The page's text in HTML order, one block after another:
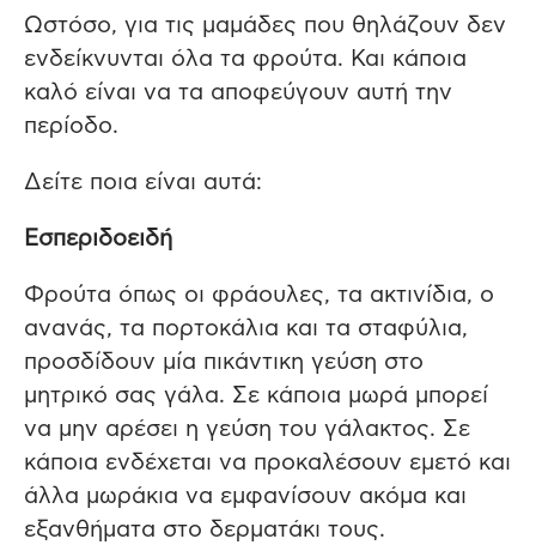
Ωστόσο, για τις μαμάδες που θηλάζουν δεν
ενδείκνυνται όλα τα φρούτα. Και κάποια
καλό είναι να τα αποφεύγουν αυτή την
περίοδο.
Δείτε ποια είναι αυτά:
Εσπεριδοειδή
Φρούτα όπως οι φράουλες, τα ακτινίδια, ο
ανανάς, τα πορτοκάλια και τα σταφύλια,
προσδίδουν μία πικάντικη γεύση στο
μητρικό σας γάλα. Σε κάποια μωρά μπορεί
να μην αρέσει η γεύση του γάλακτος. Σε
κάποια ενδέχεται να προκαλέσουν εμετό και
άλλα μωράκια να εμφανίσουν ακόμα και
εξανθήματα στο δερματάκι τους.